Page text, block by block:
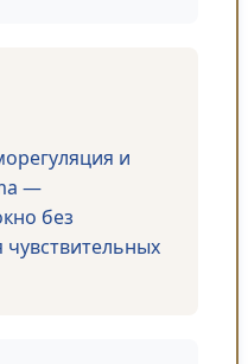
и
—
без
чувствительных